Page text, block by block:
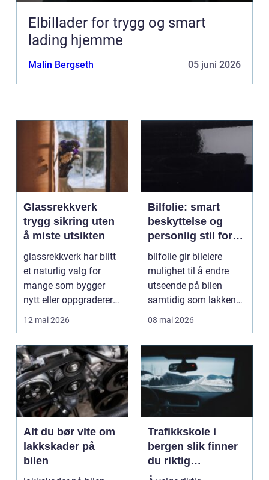
Elbillader for trygg og smart
lading hjemme
Malin Bergseth 05 juni 2026
Glassrekkverk
trygg sikring uten
å miste utsikten
glassrekkverk har blitt
et naturlig valg for
mange som bygger
nytt eller oppgraderer
bolig, hytte og...
12 mai 2026
Bilfolie: smart
beskyttelse og
personlig stil for
bilen
bilfolie gir bileiere
mulighet til å endre
utseende på bilen
samtidig som lakken
får et ekstra lag m...
08 mai 2026
Alt du bør vite om
lakkskader på
bilen
Trafikkskole i
bergen slik finner
du riktig
opplæring til